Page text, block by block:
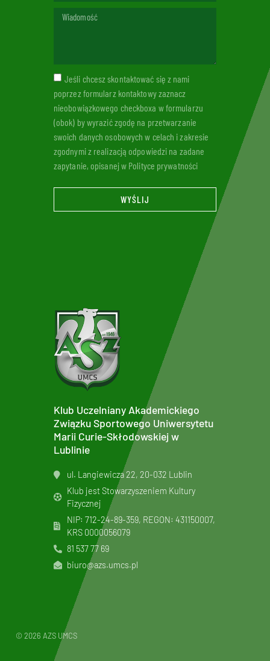
Jeśli chcesz skontaktować się z nami
poprzez formularz kontaktowy zaznacz
nieobowiązkowego checkboxa w formularzu
(obok) by wyrazić zgodę na przetwarzanie
swoich danych osobowych w celach i zakresie
zgodnymi z realizacją odpowiedzi na zadane
zapytanie, opisanej w Polityce prywatności
WYŚLIJ
Klub Uczelniany Akademickiego
Związku Sportowego Uniwersytetu
Marii Curie-Skłodowskiej w
Lublinie
ul. Langiewicza 22, 20-032 Lublin
Klub jest Stowarzyszeniem Kultury
Fizycznej
NIP: 712-24-89-359, REGON: 431150007,
KRS 0000056079
81 537 77 69
biuro@azs.umcs.pl
© 2026 AZS UMCS